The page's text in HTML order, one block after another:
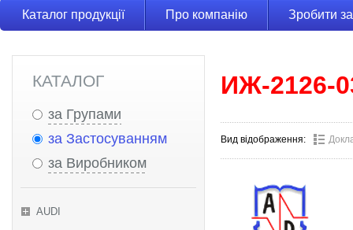
Каталог продукції Про компанію Зробити
КАТАЛОГ
за Групами
за Застосуванням
за Виробником
AUDI
ИЖ-2126-
Вид відображення: